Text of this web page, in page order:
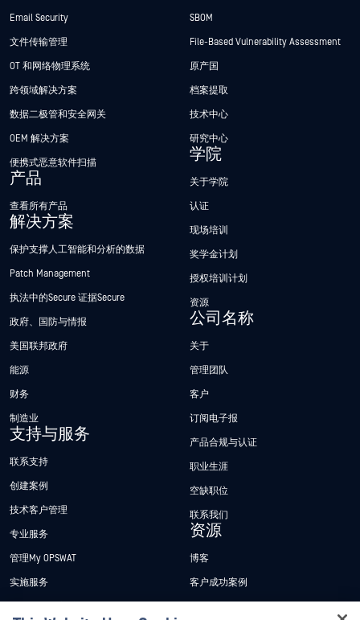
Email Security
文件传输管理
OT 和网络物理系统
跨领域解决方案
数据二极管和安全网关
OEM 解决方案
便携式恶意软件扫描
产品
查看所有产品
解决方案
保护支撑人工智能和分析的数据
Patch Management
执法中的Secure 证据Secure
政府、国防与情报
美国联邦政府
能源
财务
制造业
支持与服务
联系支持
创建案例
技术客户管理
专业服务
管理My OPSWAT
实施服务
SBOM
File-Based Vulnerability Assessment
原产国
档案提取
技术中心
研究中心
学院
关于学院
认证
现场培训
奖学金计划
授权培训计划
资源
公司名称
关于
管理团队
客户
订阅电子报
产品合规与认证
职业生涯
空缺职位
联系我们
资源
博客
客户成功案例